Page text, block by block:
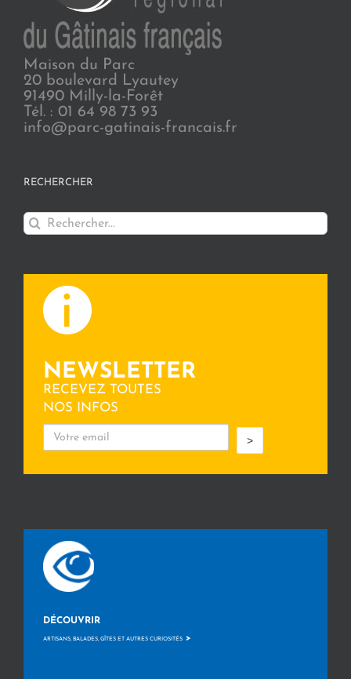
Maison du Parc
20 boulevard Lyautey
91490 Milly-la-Forêt
Tél. : 01 64 98 73 93
info@parc-gatinais-francais.fr
RECHERCHER
Rechercher:
NEWSLETTER
RECEVEZ TOUTES
NOS INFOS
>
DÉCOUVRIR
ARTISANS, BALADES, GÎTES ET AUTRES CURIOSITÉS >